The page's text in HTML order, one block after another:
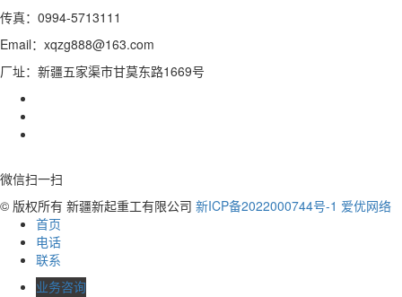
传真：0994-5713111
Email：xqzg888@163.com
厂址：新疆五家渠市甘莫东路1669号
微信扫一扫
© 版权所有 新疆新起重工有限公司 新ICP备2022000744号-1 爱优网络
首页
电话
联系
业务咨询